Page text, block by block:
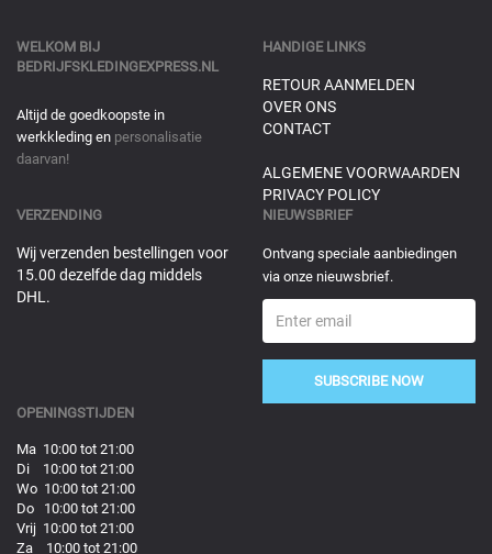
WELKOM BIJ
BEDRIJFSKLEDINGEXPRESS.NL
Altijd de goedkoopste in
werkkleding en personalisatie
daarvan!
HANDIGE LINKS
RETOUR AANMELDEN
OVER ONS
CONTACT
ALGEMENE VOORWAARDEN
PRIVACY POLICY
VERZENDING
Wij verzenden bestellingen voor
15.00 dezelfde dag middels
DHL.
NIEUWSBRIEF
Ontvang speciale aanbiedingen
via onze nieuwsbrief.
SUBSCRIBE NOW
OPENINGSTIJDEN
Ma 10:00 tot 21:00
Di 10:00 tot 21:00
Wo 10:00 tot 21:00
Do 10:00 tot 21:00
Vrij 10:00 tot 21:00
Za 10:00 tot 21:00